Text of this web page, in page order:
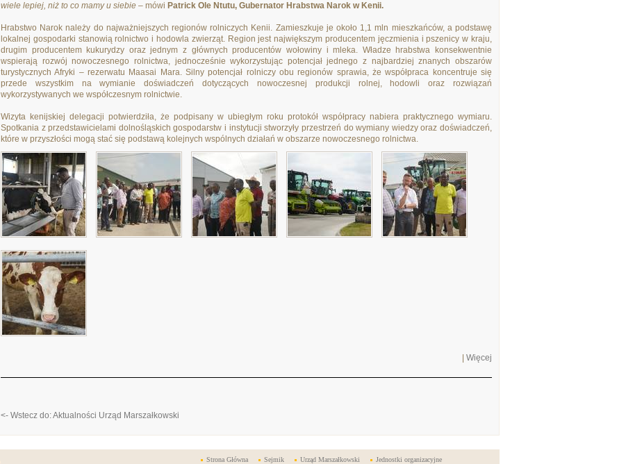
wiele lepiej, niż to co mamy u siebie – mówi Patrick Ole Ntutu, Gubernator Hrabstwa Narok w Kenii.
Hrabstwo Narok należy do najważniejszych regionów rolniczych Kenii. Zamieszkuje je około 1,1 mln mieszkańców, a podstawę
lokalnej gospodarki stanowią rolnictwo i hodowla zwierząt. Region jest największym producentem jęczmienia i pszenicy w kraju,
drugim producentem kukurydzy oraz jednym z głównych producentów wołowiny i mleka. Władze hrabstwa konsekwentnie
wspierają rozwój nowoczesnego rolnictwa, jednocześnie wykorzystując potencjał jednego z najbardziej znanych obszarów
turystycznych Afryki – rezerwatu Maasai Mara. Silny potencjał rolniczy obu regionów sprawia, że współpraca koncentruje się
przede wszystkim na wymianie doświadczeń dotyczących nowoczesnej produkcji rolnej, hodowli oraz rozwiązań
wykorzystywanych we współczesnym rolnictwie.
Wizyta kenijskiej delegacji potwierdziła, że podpisany w ubiegłym roku protokół współpracy nabiera praktycznego wymiaru.
Spotkania z przedstawicielami dolnośląskich gospodarstw i instytucji stworzyły przestrzeń do wymiany wiedzy oraz doświadczeń,
które w przyszłości mogą stać się podstawą kolejnych wspólnych działań w obszarze nowoczesnego rolnictwa.
Więcej
<- Wstecz do: Aktualności Urząd Marszałkowski
Strona Główna Sejmik Urząd Marszałkowski Jednostki organizacyjne